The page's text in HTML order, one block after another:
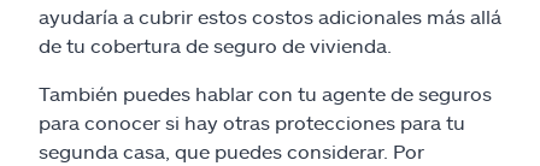
ayudaría a cubrir estos costos adicionales más allá
de tu cobertura de seguro de vivienda.
También puedes hablar con tu agente de seguros
para conocer si hay otras protecciones para tu
segunda casa, que puedes considerar. Por